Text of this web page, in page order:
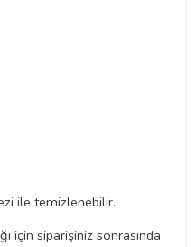
ile temizlenebilir.
için siparişiniz sonrasında